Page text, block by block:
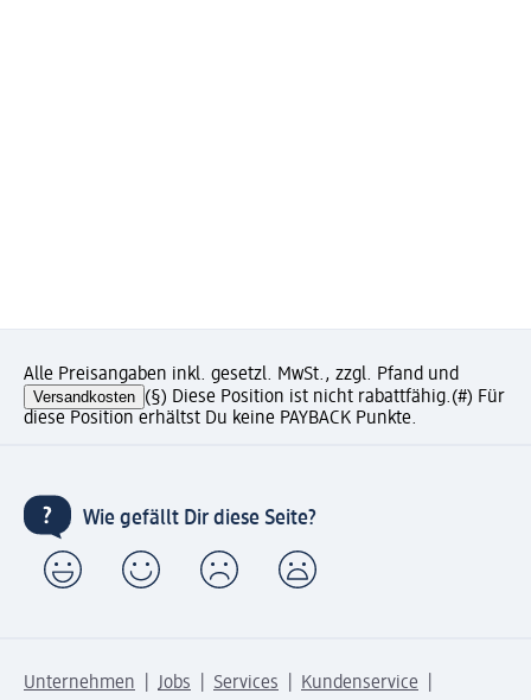
Alle Preisangaben inkl. gesetzl. MwSt., zzgl. Pfand und
Versandkosten (§) Diese Position ist nicht rabattfähig.(#) Für
diese Position erhältst Du keine PAYBACK Punkte.
Wie gefällt Dir diese Seite?
Unternehmen Jobs Services
Kundenservice